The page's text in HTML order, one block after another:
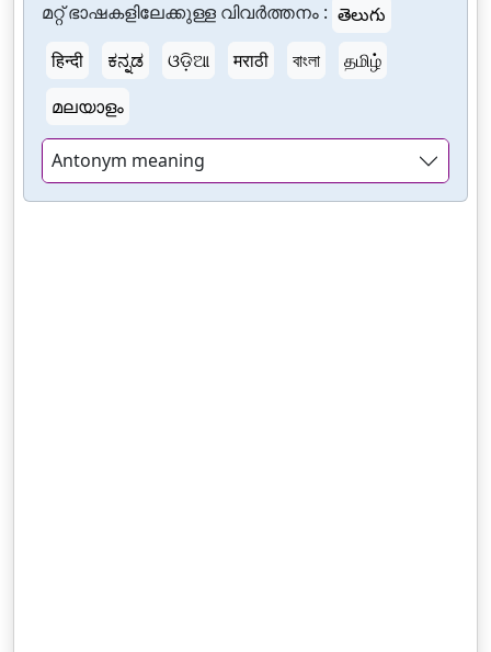
മറ്റ് ഭാഷകളിലേക്കുള്ള വിവർത്തനം : తెలుగు
हिन्दी
ಕನ್ನಡ ଓଡ଼ିଆ मराठी বাংলা
தமிழ்
മലയാളം
Antonym meaning